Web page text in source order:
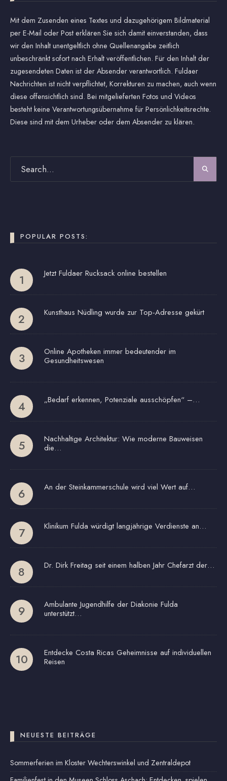
Mit dem Zusenden eines Textes und dazugehörigem Bildmaterial
per E-Mail oder Post erklären Sie sich damit einverstanden, dass
wir den Inhalt unentgeltlich ohne Quellenangabe zeitlich
unbeschränkt sofort nach Erhalt veröffentlichen. Für den Inhalt der
zugesendeten Daten ist der Absender verantwortlich. Fuldaer
Nachrichten ist nicht verpflichtet, Korrekturen zu machen, auch wenn
diese offensichtlich sind. Bei mitgelieferten Fotos und Videos
besteht keine Verantwortungsübernahme für Persönlichkeitsrechte.
Diese sind mit dem Urheber oder dem Absender zu klären.
POPULAR POSTS:
Jetzt Fuldaer Rucksack online bestellen
Kunsthaus Nüdling wurde zur Top-Adresse gekürt
Online Apotheken immer bedeutender im
Gesundheitswesen
„Bedarf erkennen, Potenziale ausschöpfen“ –…
Nachhaltige Architektur: Wie moderne Bauweisen
die…
An der Steinkammerschule wird viel Wert auf…
Klinikum Fulda würdigt langjährige Verdienste an…
Dr. Dirk Freitag seit einem halben Jahr Chefarzt der…
Ambulante Jugendhilfe der Diakonie Fulda
unterstützt…
Entdecke Costa Ricas Geheimnisse auf individuellen
Reisen
NEUESTE BEITRÄGE
Sommerferien im Kloster Wechterswinkel und Zentraldepot